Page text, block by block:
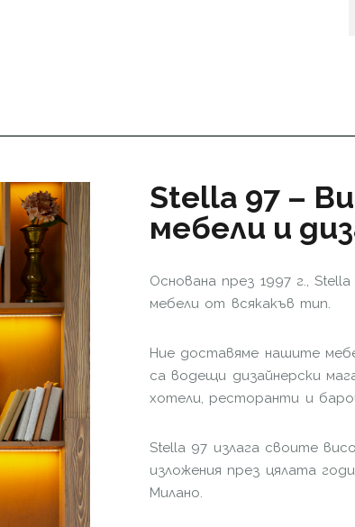
Stella 97 –
мебели и
Основана през 1997 г.,
мебели от всякакъв тип.
Ние доставяме нашите
са водещи дизайнерски
хотели, ресторанти и
Stella 97 излага своите
изложения през цялата
Милано.